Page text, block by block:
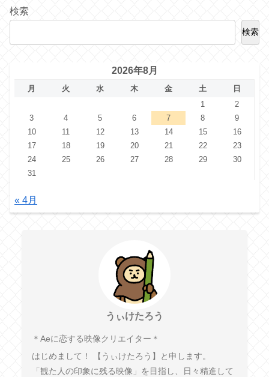
検索
検索
2026年8月
月 火 水 木 金 土
日
1
2
3
4 5 6 7 8
9
10
11 12 13 14 15
16
17
18 19 20 21 22
23
24
25 26 27 28 29
30
31
« 4月
うぃけたろう
︎＊︎Aeに恋する映像クリエイター＊
はじめまして！ 【うぃけたろう】と申します。
「観た人の印象に残る映像」を目指し、日々精進して